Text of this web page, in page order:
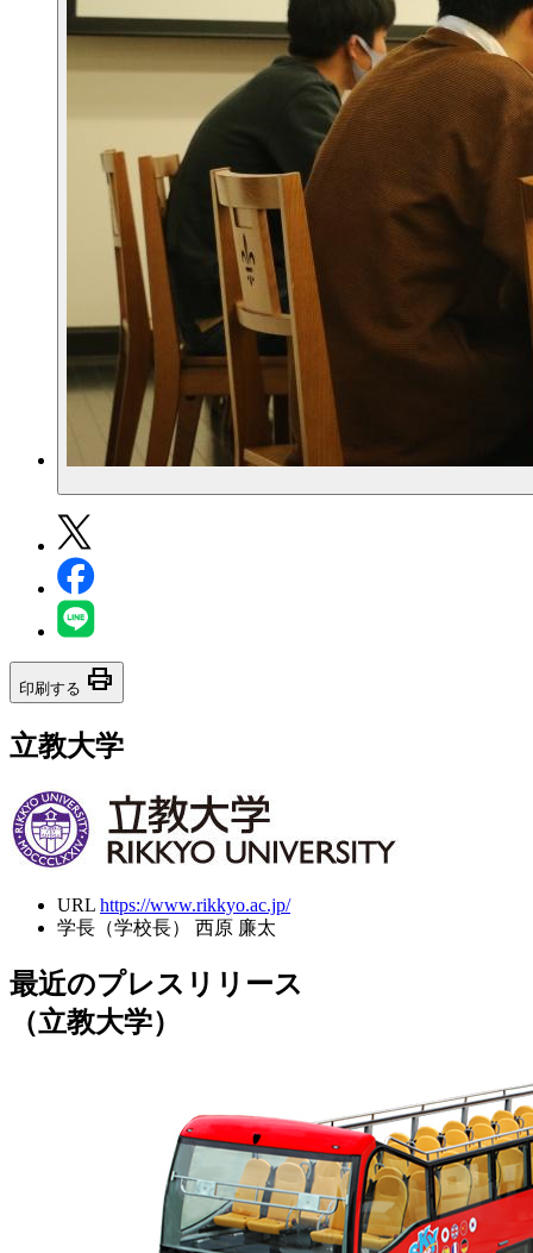
印刷する print
立教大学
URL https://www.rikkyo.ac.jp/
学長（学校長）
西原 廉太
最近のプレスリリース
（立教大学）